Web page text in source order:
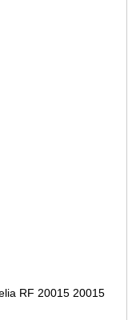
RF 20015 20015